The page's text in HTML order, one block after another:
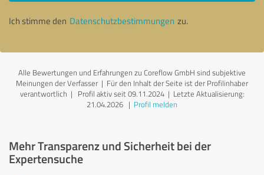
Ich stimme den Datenschutzbestimmungen zu.
Alle Bewertungen und Erfahrungen zu Coreflow GmbH sind subjektive
Meinungen der Verfasser | Für den Inhalt der Seite ist der Profilinhaber
verantwortlich | Profil aktiv seit 09.11.2024 | Letzte Aktualisierung:
21.04.2026 | Profil melden
Mehr Transparenz und Sicherheit bei der
Expertensuche